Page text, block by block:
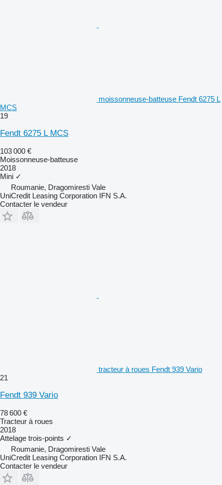
moissonneuse-batteuse Fendt 6275 L
MCS
19
Fendt 6275 L MCS
103 000 €
Moissonneuse-batteuse
2018
Mini ✓
Roumanie, Dragomiresti Vale
UniCredit Leasing Corporation IFN S.A.
Contacter le vendeur
tracteur à roues Fendt 939 Vario
21
Fendt 939 Vario
78 600 €
Tracteur à roues
2018
Attelage trois-points ✓
Roumanie, Dragomiresti Vale
UniCredit Leasing Corporation IFN S.A.
Contacter le vendeur